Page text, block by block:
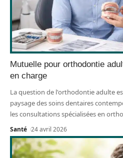
Mutuelle pour orthodontie
en charge
La question de l'orthodontie adulte
paysage des soins dentaires
les consultations spécialisées en
Santé 24 avril 2026